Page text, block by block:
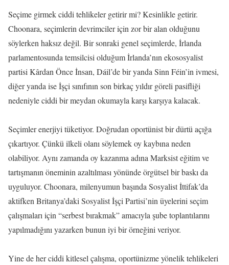
Seçime girmek ciddi tehlikeler getirir mi? Kesinlikle getirir.
Choonara, seçimlerin devrimciler için zor bir alan olduğunu
söylerken haksız değil. Bir sonraki genel seçimlerde, İrlanda
parlamentosunda temsilcisi olduğum İrlanda’nın ekososyalist
partisi Kârdan Önce İnsan, Dáil’de bir yanda Sinn Féin’in ivmesi,
diğer yanda ise İşçi sınıfının son birkaç yıldır göreli pasifliği
nedeniyle ciddi bir meydan okumayla karşı karşıya kalacak.
Seçimler enerjiyi tüketiyor. Doğrudan oportünist bir dürtü açığa
çıkartıyor. Çünkü ilkeli olanı söylemek oy kaybına neden
olabiliyor. Aynı zamanda oy kazanma adına Marksist eğitim ve
tartışmanın öneminin azaltılması yönünde örgütsel bir baskı da
uyguluyor. Choonara, milenyumun başında Sosyalist İttifak’da
aktifken Britanya’daki Sosyalist İşçi Partisi’nin üyelerini seçim
çalışmaları için “serbest bırakmak” amacıyla şube toplantılarını
yapılmadığını yazarken bunun iyi bir örneğini veriyor.
Yine de her ciddi kitlesel çalışma, oportünizme yönelik tehlikeleri